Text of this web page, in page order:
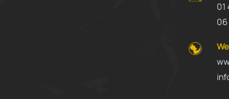
01
06